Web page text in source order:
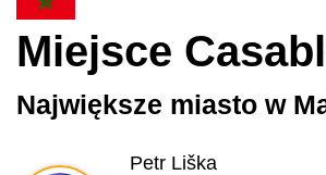
Miejsce
Największe miasto w
Petr Liška